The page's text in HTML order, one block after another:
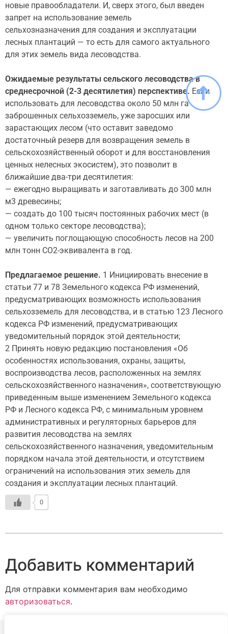
новые правообладатели. И, сверх этого, был введен
запрет на использование земель
сельхозназначения для создания и эксплуатации
лесных плантаций — то есть для самого актуального
для этих земель вида лесоводства.
Ожидаемые результаты сельского лесоводства в
среднесрочной (2-3 десятилетия) перспективе. Если
использовать для лесоводства около 50 млн га
заброшенных сельхозземель, уже заросших или
зарастающих лесом (что оставит заведомо
достаточный резерв для возвращения земель в
сельскохозяйственный оборот и для восстановления
ценных нелесных экосистем), это позволит в
ближайшие два-три десятилетия:
— ежегодно выращивать и заготавливать до 300 млн
м3 древесины;
— создать до 100 тысяч постоянных рабочих мест (в
одном только секторе лесоводства);
— увеличить поглощающую способность лесов на 200
млн тонн СО2-эквивалента в год.
Предлагаемое решение. 1 Инициировать внесение в
статьи 77 и 78 Земельного кодекса РФ изменений,
предусматривающих возможность использования
сельхозземель для лесоводства, и в статью 123 Лесного
кодекса РФ изменений, предусматривающих
уведомительный порядок этой деятельности;
2 Принять новую редакцию постановления «Об
особенностях использования, охраны, защиты,
воспроизводства лесов, расположенных на землях
сельскохозяйственного назначения», соответствующую
приведенным выше изменением Земельного кодекса
РФ и Лесного кодекса РФ, с минимальным уровнем
административных и регуляторных барьеров для
развития лесоводства на землях
сельскохозяйственного назначения, уведомительным
порядком начала этой деятельности, и отсутствием
ограничений на использования этих земель для
создания и эксплуатации лесных плантаций.
0
Добавить комментарий
Для отправки комментария вам необходимо
авторизоваться.